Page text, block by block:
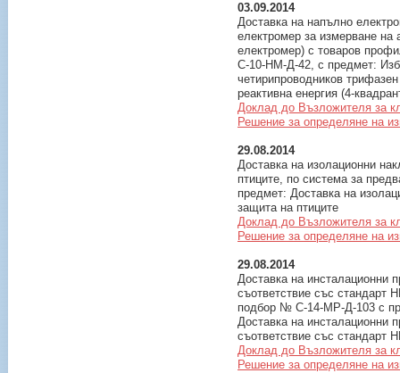
03.09.2014
Доставка на напълно
електромер за измерване на
електромер) с товаров
С-10-НМ-Д-42, с предмет:
четирипроводников
реактивна енергия (4-
Доклад до Възложителя за
Решение за определяне на
29.08.2014
Доставка на изолационни
птиците, по система за
предмет: Доставка на
защита на птиците
Доклад до Възложителя за
Решение за определяне на
29.08.2014
Доставка на инсталационни
съответствие със стандарт
подбор № С-14-МР-Д-103 с
Доставка на инсталационни
съответствие със стандарт
Доклад до Възложителя за
Решение за определяне на